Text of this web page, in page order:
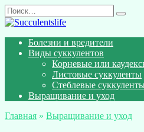
Перейти
к
Search
for:
Болезни и вредители
Виды суккулентов
Корневые или
Листовые суккуленты
Стеблевые
Выращивание и уход
Главная » Выращивание и уход